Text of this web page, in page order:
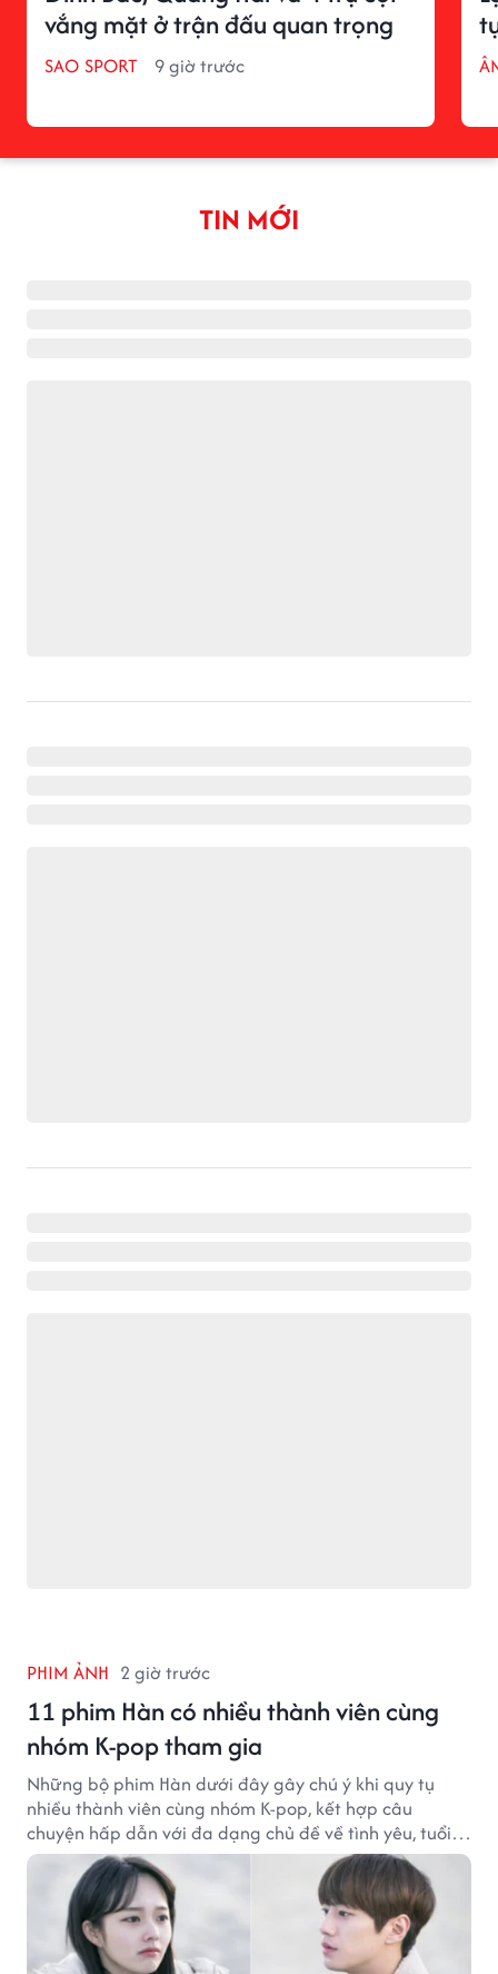
vắng mặt ở trận đấu quan trọng
SAO SPORT 9 giờ trước
TIN MỚI
PHIM ẢNH 2 giờ trước
11 phim Hàn có nhiều thành viên cùng
nhóm K-pop tham gia
Những bộ phim Hàn dưới đây gây chú ý khi quy tụ
nhiều thành viên cùng nhóm K-pop, kết hợp câu
chuyện hấp dẫn với đa dạng chủ đề về tình yêu, tuổi
trẻ và ước mơ.